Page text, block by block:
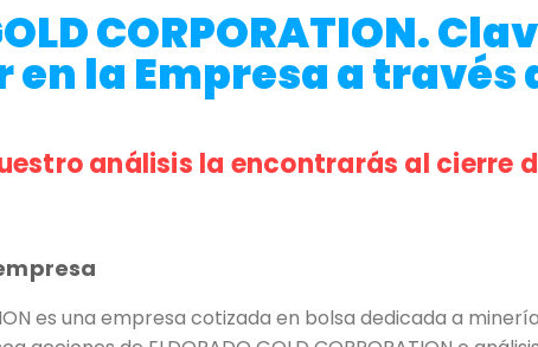
CORPORATION.
la Empresa a través
análisis la encontrarás al cierre
es una empresa cotizada en bolsa dedicada a